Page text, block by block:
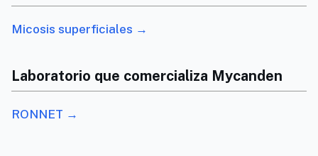
Micosis superficiales →
Laboratorio que comercializa Mycanden
RONNET →